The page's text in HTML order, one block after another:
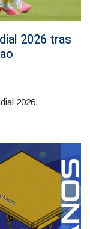
2026 tras
2026,